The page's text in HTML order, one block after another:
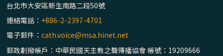
文神父
「禧年 來~」第十三集：論《在希望中得救》
通諭中的「希望」 / 台南中華聖母主教座堂
台北市大安區新生南路二段50號
連絡電話： +886-2-2397-4701
電子郵件：cath.voice@msa.hinet.net
郵政劃撥帳戶：中華民國天主教之聲傳播協會 帳號：19209666